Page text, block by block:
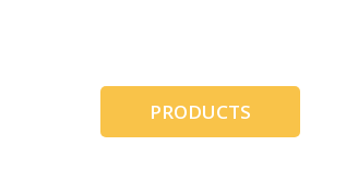
PRODUCTS